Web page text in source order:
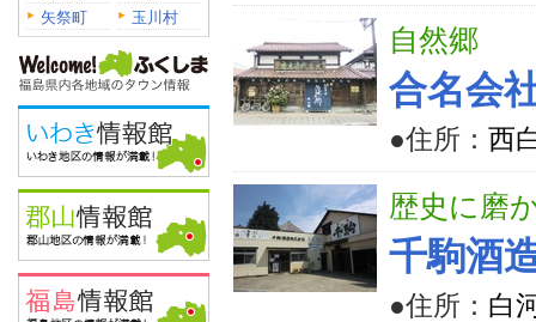
矢祭町
玉川村
自然郷
合名会
●住所： 西
歴史に磨
千駒酒
●住所： 白